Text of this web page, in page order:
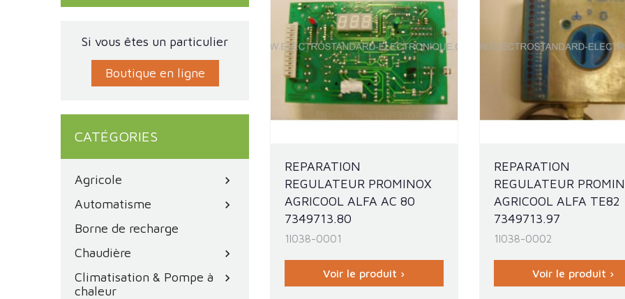
Si vous êtes un particulier
Boutique en ligne
CATÉGORIES
Agricole chevron_right
Automatisme chevron_right
Borne de recharge
Chaudière
chevron_right
Climatisation & Pompe à
chaleur
chevron_right
REPARATION
REGULATEUR PROMINOX
AGRICOOL ALFA AC 80
7349713.80
1I038-0001
Voir le produit ›
REPARATION
REGULATEUR
AGRICOOL ALFA TE82
7349713.97
1I038-0002
Voir le produit ›